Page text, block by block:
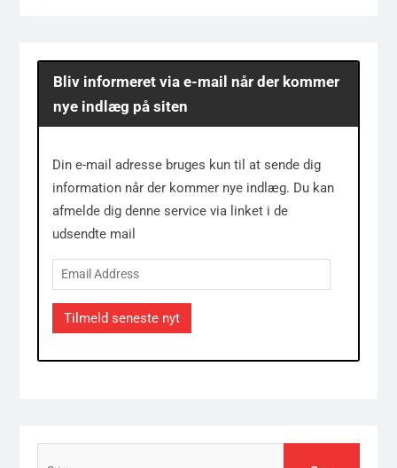
Bliv informeret via e-mail når der kommer
nye indlæg på siten
Din e-mail adresse bruges kun til at sende dig
information når der kommer nye indlæg. Du kan
afmelde dig denne service via linket i de
udsendte mail
Email
Address
Tilmeld seneste nyt